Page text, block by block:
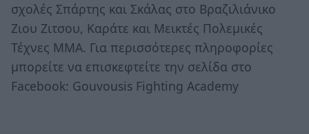
σχολές Σπάρτης και Σκάλας στο Βραζιλιάνικο
Ζιου Ζιτσου, Καράτε και Μεικτές Πολεμικές
Τέχνες ΜΜΑ. Για περισσότερες πληροφορίες
μπορείτε να επισκεφτείτε την σελίδα στο
Facebook: Gouvousis Fighting Academy